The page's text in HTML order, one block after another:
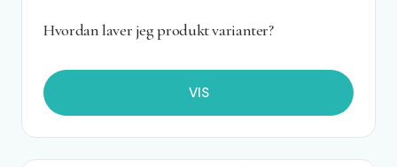
Hvordan laver jeg produkt varianter?
VIS